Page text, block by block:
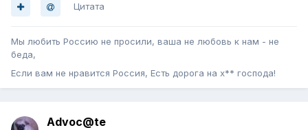
Цитата
Мы любить Россию не просили, ваша не любовь к нам - не
беда,
Если вам не нравится Россия, Есть дорога на х** господа!
Advoc@te